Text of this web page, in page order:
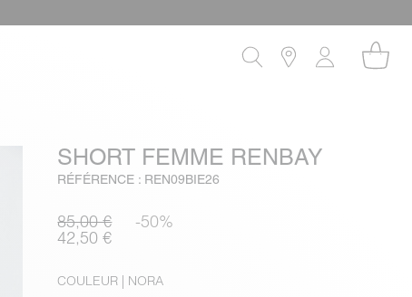
SHORT FEMME RENBAY
RÉFÉRENCE : REN09BIE26
85,00 € -50%
42,50 €
COULEUR | NORA